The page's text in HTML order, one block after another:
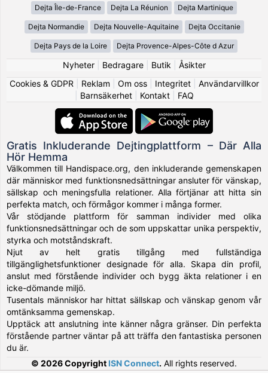
Dejta Île-de-France Dejta La Réunion Dejta Martinique
Dejta Normandie Dejta Nouvelle-Aquitaine Dejta Occitanie
Dejta Pays de la Loire Dejta Provence-Alpes-Côte d Azur
Nyheter| Bedragare| Butik
Åsikter
Cookies & GDPR
Reklam Om oss| Integritet| Användarvillkor
Barnsäkerhet| Kontakt| FAQ
Gratis Inkluderande Dejtingplattform – Där Alla
Hör Hemma
Välkommen till Handispace.org, den inkluderande gemenskapen
där människor med funktionsnedsättningar ansluter för vänskap,
sällskap och meningsfulla relationer. Alla förtjänar att hitta sin
perfekta match, och förmågor kommer i många former.
Vår stödjande plattform för samman individer med olika
funktionsnedsättningar och de som uppskattar unika perspektiv,
styrka och motståndskraft.
Njut av helt gratis tillgång med fullständiga
tillgänglighetsfunktioner designade för alla. Skapa din profil,
anslut med förstående individer och bygg äkta relationer i en
icke-dömande miljö.
Tusentals människor har hittat sällskap och vänskap genom vår
omtänksamma gemenskap.
Upptäck att anslutning inte känner några gränser. Din perfekta
förstående partner väntar på att träffa den fantastiska personen
du är.
© 2026 Copyright ISN Connect. All rights reserved.